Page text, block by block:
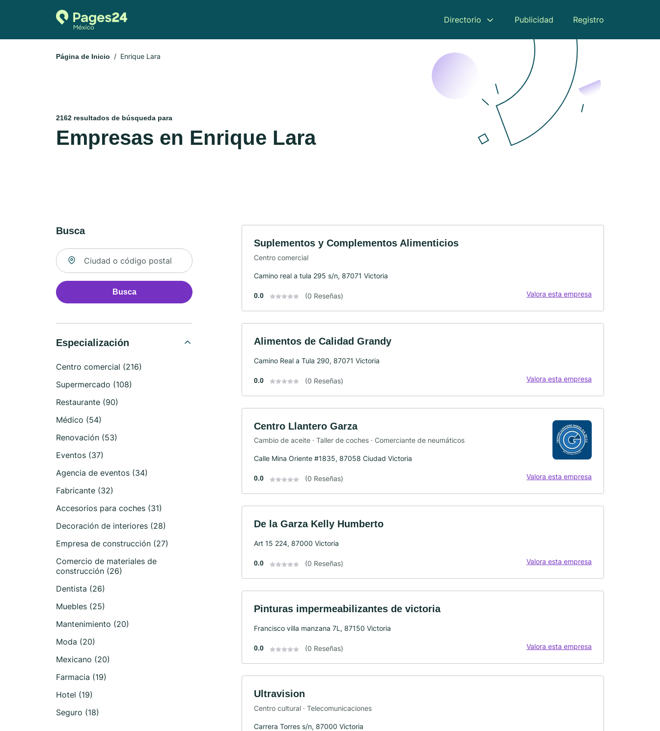
Directorio Publicidad Registro
Página de Inicio Enrique Lara
2162 resultados de búsqueda para
Empresas en Enrique Lara
Busca
Buscar ubicación
Busca
Especialización
Centro comercial (216)
Supermercado (108)
Restaurante (90)
Médico (54)
Renovación (53)
Eventos (37)
Agencia de eventos (34)
Fabricante (32)
Accesorios para coches (31)
Decoración de interiores (28)
Empresa de construcción (27)
Comercio de materiales de
construcción (26)
Dentista (26)
Muebles (25)
Mantenimiento (20)
Moda (20)
Mexicano (20)
Farmacia (19)
Hotel (19)
Seguro (18)
Suplementos y Complementos Alimenticios
Centro comercial
Camino real a tula 295 s/n, 87071 Victoria
0.0 (0 Reseñas) Valora esta empresa
Alimentos de Calidad Grandy
Camino Real a Tula 290, 87071 Victoria
0.0 (0 Reseñas) Valora esta empresa
Centro Llantero Garza
Cambio de aceite · Taller de coches · Comerciante de neumáticos
Calle Mina Oriente #1835, 87058 Ciudad Victoria
0.0 (0 Reseñas) Valora esta empresa
De la Garza Kelly Humberto
Art 15 224, 87000 Victoria
0.0 (0 Reseñas) Valora esta empresa
Pinturas impermeabilizantes de victoria
Francisco villa manzana 7L, 87150 Victoria
0.0 (0 Reseñas) Valora esta empresa
Ultravision
Centro cultural · Telecomunicaciones
Carrera Torres s/n, 87000 Victoria